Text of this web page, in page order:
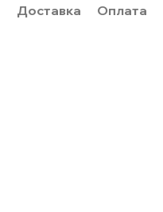
Доставка Оплата